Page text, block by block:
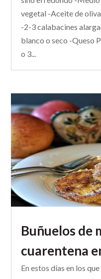
vegetal -Aceite de
-2-3 calabacines
blanco o seco -Queso
o 3...
Buñuelos de
cuarentena
En estos días en los